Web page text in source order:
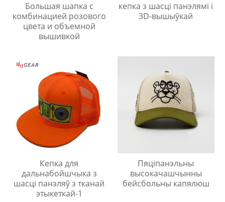
Большая шапка с
комбинацией розового
цвета и объемной
вышивкой
кепка з шасці панэлямі і
3D-вышыўкай
Кепка для
дальнабойшчыка з
шасці панэляў з тканай
этыкеткай-1
Пяціпанэльны
высокачашчынны
бейсбольны капялюш